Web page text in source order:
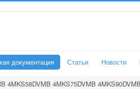
документация Статьи Новости
4MKS58DVMB 4MKS75DVMB 4MKS90DVMB